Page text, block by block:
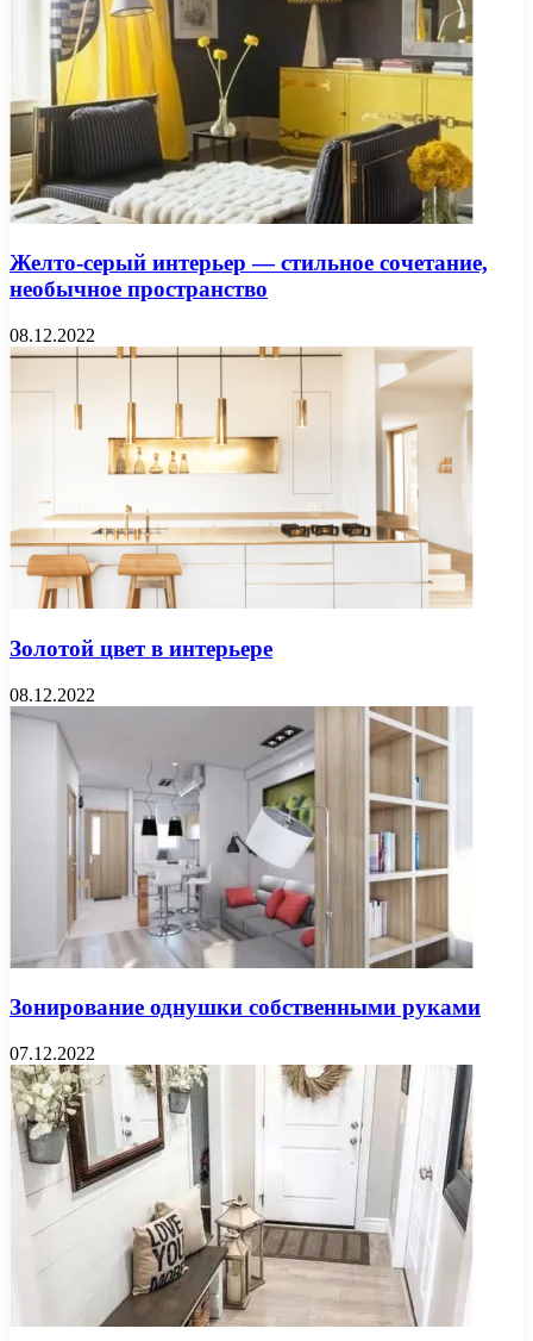
Желто-серый интерьер — стильное сочетание,
необычное пространство
08.12.2022
Золотой цвет в интерьере
08.12.2022
Зонирование однушки собственными руками
07.12.2022